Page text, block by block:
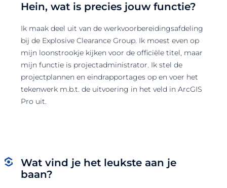
Hein, wat is precies jouw functie?
Ik maak deel uit van de werkvoorbereidingsafdeling
bij de Explosive Clearance Group. Ik moest even op
mijn loonstrookje kijken voor de officiële titel, maar
mijn functie is projectadministrator. Ik stel de
projectplannen en eindrapportages op en voer het
tekenwerk m.b.t. de uitvoering in het veld in ArcGIS
Pro uit.
Wat vind je het leukste aan je
baan?